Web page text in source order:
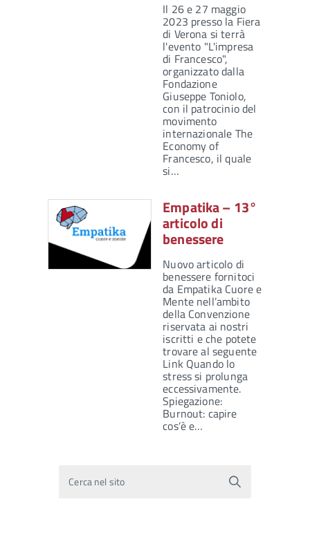
Il 26 e 27 maggio
2023 presso la Fiera
di Verona si terrà
l'evento "L'impresa
di Francesco",
organizzato dalla
Fondazione
Giuseppe Toniolo,
con il patrocinio del
movimento
internazionale The
Economy of
Francesco, il quale
si…
Empatika – 13°
articolo di
benessere
Nuovo articolo di
benessere fornitoci
da Empatika Cuore e
Mente nell’ambito
della Convenzione
riservata ai nostri
iscritti e che potete
trovare al seguente
Link Quando lo
stress si prolunga
eccessivamente.
Spiegazione:
Burnout: capire
cos’è e…
Cerca nel sito